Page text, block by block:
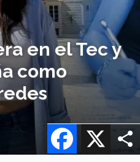
en el Tec y
como
X
Facebook